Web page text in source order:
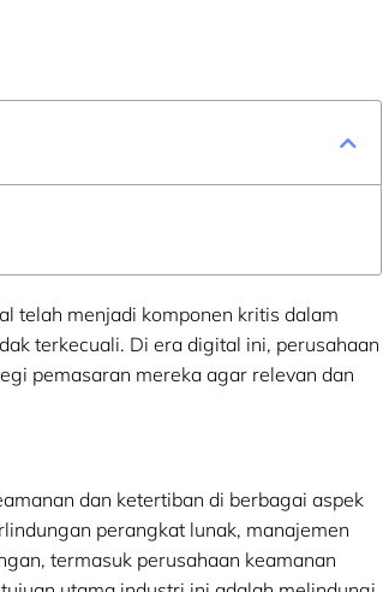
telah menjadi komponen kritis dalam
terkecuali. Di era digital ini, perusahaan
pemasaran mereka agar relevan dan
dan ketertiban di berbagai aspek
perangkat lunak, manajemen
termasuk perusahaan keamanan